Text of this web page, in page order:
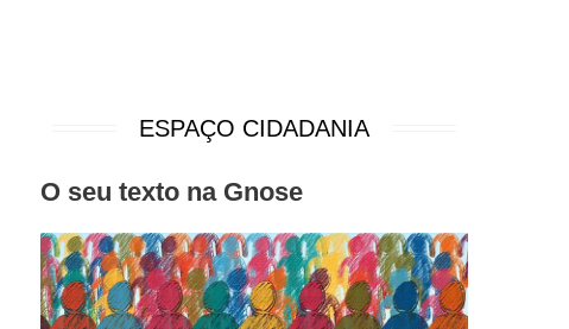
ESPAÇO CIDADANIA
O seu texto na Gnose